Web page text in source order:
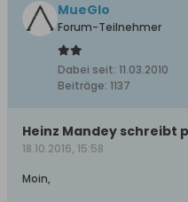
MueGlo
Forum-Teilnehmer
Dabei seit: 11.03.2010
Beiträge: 1137
Heinz Mandey schreibt
18.10.2016, 15:58
Moin,